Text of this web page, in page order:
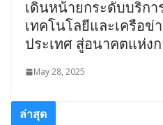
เดินหน้ายกระดับบริก
เทคโนโลยีและเครือข่
ประเทศ สู่อนาคตแห่ง
May 28, 2025
ล่าสุด